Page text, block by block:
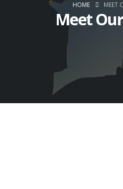
HOME MEET
Meet